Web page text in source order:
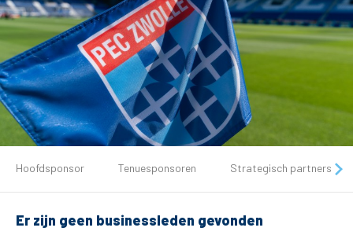
Tickets
Matchdays
Hoofdsponsor Tenuesponsoren Strategisch partners
Er zijn geen businessleden gevonden